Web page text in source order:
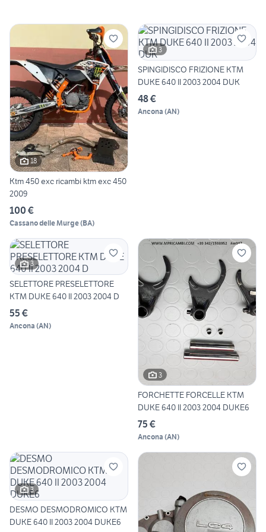
18
Ktm 450 exc ricambi ktm exc 450
2009
100 €
Cassano delle Murge(BA)
3
SPINGIDISCO FRIZIONE KTM
DUKE 640 II 2003 2004 DUK
48 €
Ancona (AN)
3
SELETTORE PRESELETTORE
KTM DUKE 640 II 2003 2004 D
55 €
Ancona (AN)
3
FORCHETTE FORCELLE KTM
DUKE 640 II 2003 2004 DUKE6
75 €
Ancona (AN)
3
DESMO DESMODROMICO KTM
DUKE 640 II 2003 2004 DUKE6